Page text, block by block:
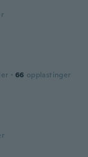
· 66 opplastinger